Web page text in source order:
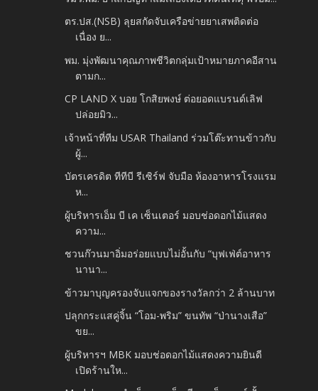
ตร.ปส.(NSB) ลุยสกัดจับเครือข่ายยาเสพติดต่อ
เนื่อง ย...
พม. มุ่งพัฒนาคุณภาพชีวิตกลุ่มเป้าหมายภาคอีสาน
ตามก...
CP LAND X บอย โกสิยพงษ์ ต่อยอดแบรนด์เลิฟ
ปล่อยมิว...
เจ้าหน้าที่ทีม USAR Thailand ร่วมโต๊ะทานข้าวกับ
ผู้...
บัตรเครดิต ทีทีบี รีเซิร์ฟ จับมือ ห้องอาหารโรงแรม
ห...
ผู้บริหารเอ็ม บี เค เซ็นเตอร์ มอบช่อดอกไม้แสดง
ความ...
ชวนก๊วนมาอิ่มอร่อยแบบไม่อั้นกับ “บุฟเฟ่ต์อาหาร
นานา...
ข้าวมาบุญครองจับแจกของรางวัลกว่า 2 ล้านบาท
ปลุกกระแสคู่จิ้น “โอม-พริม” ขนทัพ “ป่านางเสือ”
ขย...
ผู้บริหารฯ MBK มอบช่อดอกไม้แสดงความยินดี
เปิดร้านให...